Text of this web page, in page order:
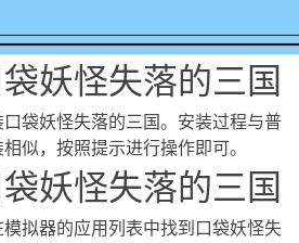
妖怪失落的三国
袋妖怪失落的三国。安装过程与普
似，按照提示进行操作即可。
妖怪失落的三国
拟器的应用列表中找到口袋妖怪失